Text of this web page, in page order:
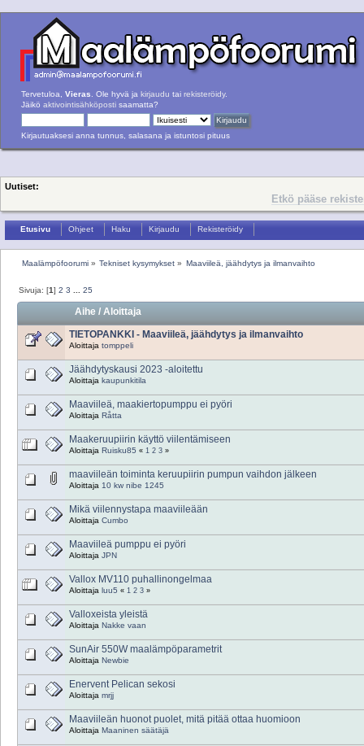
Tervetuloa, Vieras . Ole hyvä ja kirjaudu tai rekisteröidy.
Jäikö aktivointisähköposti saamatta?
Kirjautuaksesi anna tunnus, salasana ja istuntosi pituus
Uutiset:
Etkö pääse
Etusivu Ohjeet Haku Kirjaudu Rekisteröidy
Maalämpöfoorumi» Tekniset kysymykset » Maaviileä, jäähdytys ja ilmanvaihto
Sivuja: [1]2 3 ...25
Aihe /Aloittaja
TIETOPANKKI - Maaviileä, jäähdytys ja ilmanvaihto
Aloittaja tomppeli
Jäähdytyskausi 2023 -aloitettu
Aloittaja kaupunkitila
Maaviileä, maakiertopumppu ei pyöri
Aloittaja Råtta
Maakeruupiirin käyttö viilentämiseen
Aloittaja Ruisku85 « 1 2 3 »
maaviileän toiminta keruupiirin pumpun vaihdon jälkeen
Aloittaja 10 kw nibe 1245
Mikä viilennystapa maaviileään
Aloittaja Cumbo
Maaviileä pumppu ei pyöri
Aloittaja JPN
Vallox MV110 puhallinongelmaa
Aloittaja luu5 « 1 2 3 »
Valloxeista yleistä
Aloittaja Nakke vaan
SunAir 550W maalämpöparametrit
Aloittaja Newbie
Enervent Pelican sekosi
Aloittaja mrjj
Maaviileän huonot puolet, mitä pitää ottaa huomioon
Aloittaja Maaninen säätäjä